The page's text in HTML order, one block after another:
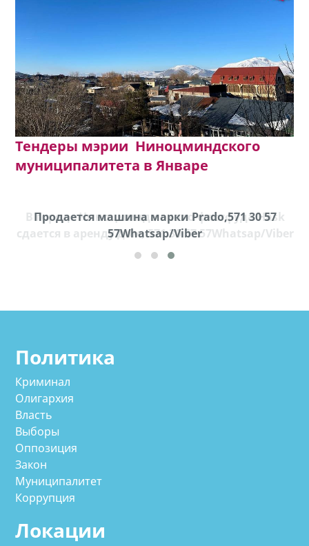
Тендеры мэрии Ниноцминдского
муниципалитета в Январе
Продается машина марки Prado,571 30 57
57Whatsap/Viber
Политика
Криминал
Олигархия
Власть
Выборы
Оппозиция
Закон
Муниципалитет
Коррупция
Локации